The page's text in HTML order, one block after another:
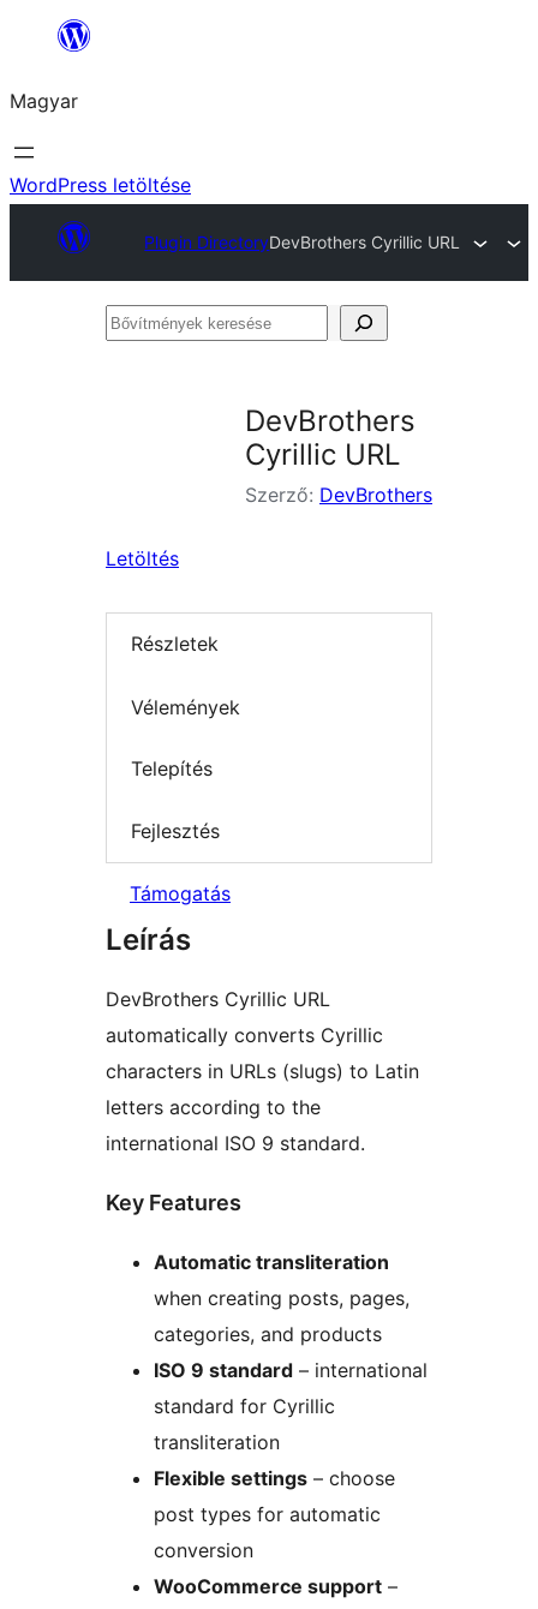
Ugrás
tartalomhoz
Magyar
WordPress letöltése
Plugin DirectoryDevBrothers Cyrillic URL
Bővítmények
DevBrothers
Cyrillic URL
Szerző: DevBrothers
Letöltés
Részletek
Vélemények
Telepítés
Fejlesztés
Támogatás
Leírás
DevBrothers Cyrillic URL
automatically converts Cyrillic
characters in URLs (slugs) to Latin
letters according to the
international ISO 9 standard.
Key Features
Automatic transliteration
when creating posts, pages,
categories, and products
ISO 9 standard – international
standard for Cyrillic
transliteration
Flexible settings – choose
post types for automatic
conversion
WooCommerce support –